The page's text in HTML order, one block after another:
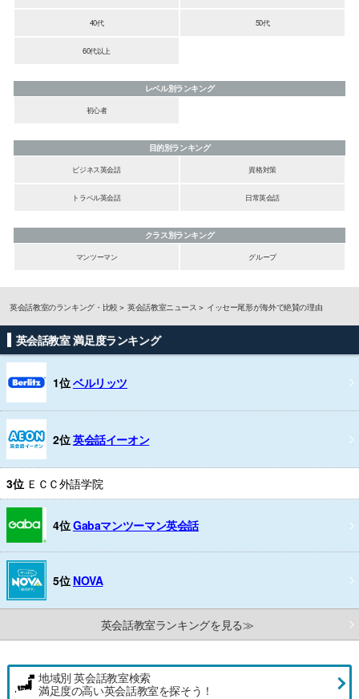
40代 50代
60代以上
レベル別ランキング
初心者
目的別ランキング
ビジネス英会話
資格対策
トラベル英会話 日常英会話
クラス別ランキング
マンツーマン
グループ
英会話教室のランキング・比較 英会話教室ニュース イッセー尾形が海外で絶賛の理由
英会話教室 満足度ランキング
1位ベルリッツ
2位英会話イーオン
3位 ＥＣＣ外語学院
4位Gabaマンツーマン英会話
5位 NOVA
英会話教室ランキングを見る≫
地域別 英会話教室検索
満足度の高い英会話教室を探そう！